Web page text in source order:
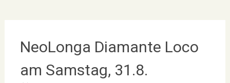
NeoLonga Diamante Loco
am Samstag, 31.8.